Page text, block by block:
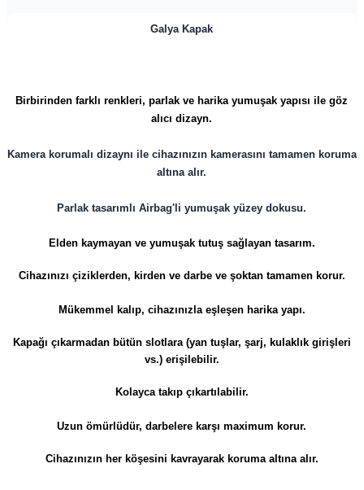
Galya Kapak
Birbirinden farklı renkleri, parlak ve harika yumuşak yapısı ile göz
alıcı dizayn.
Kamera korumalı dizaynı ile cihazınızın kamerasını tamamen koruma
altına alır.
Parlak tasarımlı Airbag'li yumuşak yüzey dokusu.
Elden kaymayan ve yumuşak tutuş sağlayan tasarım.
Cihazınızı çiziklerden, kirden ve darbe ve şoktan tamamen korur.
Mükemmel kalıp, cihazınızla eşleşen harika yapı.
Kapağı çıkarmadan bütün slotlara (yan tuşlar, şarj, kulaklık girişleri
vs.) erişilebilir.
Kolayca takıp çıkartılabilir.
Uzun ömürlüdür, darbelere karşı maximum korur.
​​​​​​​Cihazınızın her köşesini kavrayarak koruma altına alır.